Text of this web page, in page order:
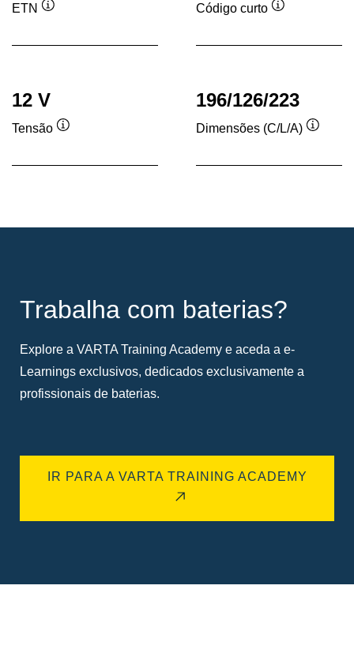
ETN
ferramenta
Código curto
ferramenta
12 V
Tensão
ferramenta
196/126/223
Dimensões (C/L/A)
Trabalha com baterias?
Explore a VARTA Training Academy e aceda a e-
Learnings exclusivos, dedicados exclusivamente a
profissionais de baterias.
IR PARA A VARTA TRAINING ACADEMY